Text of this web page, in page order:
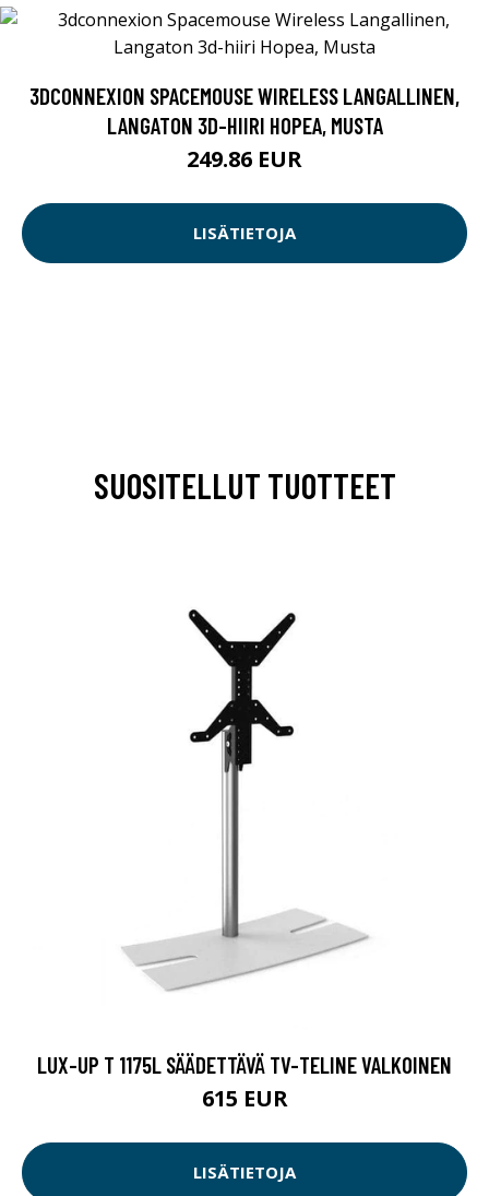
3DCONNEXION SPACEMOUSE WIRELESS LANGALLINEN,
LANGATON 3D-HIIRI HOPEA, MUSTA
249.86 EUR
LISÄTIETOJA
SUOSITELLUT TUOTTEET
LUX-UP T 1175L SÄÄDETTÄVÄ TV-TELINE VALKOINEN
615 EUR
LISÄTIETOJA